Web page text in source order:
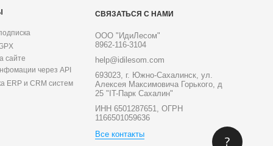
сайте
через API
ERP и CRM систем
СВЯЗАТЬСЯ С НАМИ
ООО "ИдиЛесом"
8962-116-3104
help@idilesom.com
693023, г. Южно-Сахалинск, ул.
Алексея Максимовича Горького, д
25 "IT-Парк Сахалин"
ИНН 6501287651, ОГРН
1166501059636
Все контакты
?